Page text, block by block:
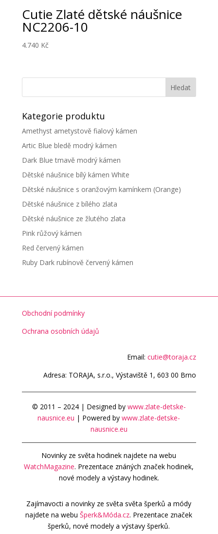
Cutie Zlaté dětské náušnice
NC2206-10
4.740 Kč
Kategorie produktu
Amethyst ametystově fialový kámen
Artic Blue bledě modrý kámen
Dark Blue tmavě modrý kámen
Dětské náušnice bílý kámen White
Dětské náušnice s oranžovým kamínkem (Orange)
Dětské náušnice z bílého zlata
Dětské náušnice ze žlutého zlata
Pink růžový kámen
Red červený kámen
Ruby Dark rubínově červený kámen
Obchodní podmínky
Ochrana osobních údajů
Email:cutie@toraja.cz
Adresa: TORAJA, s.r.o., Výstaviště 1, 603 00 Brno
© 2011 – 2024 | Designed by www.zlate-detske-
nausnice.eu | Powered bywww.zlate-detske-
nausnice.eu
Novinky ze světa hodinek najdete na webu
WatchMagazine. Prezentace znáných značek hodinek,
nové modely a výstavy hodinek.
Zajímavocti a novinky ze světa světa šperků a módy
najdete na webuŠperk&Móda.cz. Prezentace značek
šperků, nové modely a výstavy šperků.